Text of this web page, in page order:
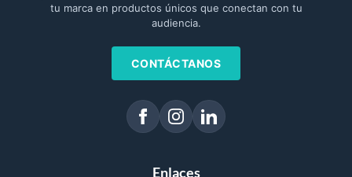
tu marca en productos únicos que conectan con tu
audiencia.
CONTÁCTANOS
Enlaces